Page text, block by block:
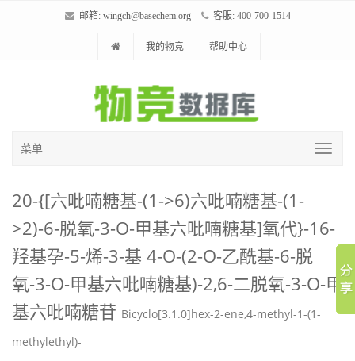
邮箱: wingch@basechem.org 客服: 400-700-1514
我的物竞 帮助中心
菜单
20-{[六吡喃糖基-(1->6)六吡喃糖基-(1-
>2)-6-脱氧-3-O-甲基六吡喃糖基]氧代}-16-
羟基孕-5-烯-3-基 4-O-(2-O-乙酰基-6-脱
氧-3-O-甲基六吡喃糖基)-2,6-二脱氧-3-O-甲
基六吡喃糖苷 Bicyclo[3.1.0]hex-2-ene,4-methyl-1-(1-
methylethyl)-